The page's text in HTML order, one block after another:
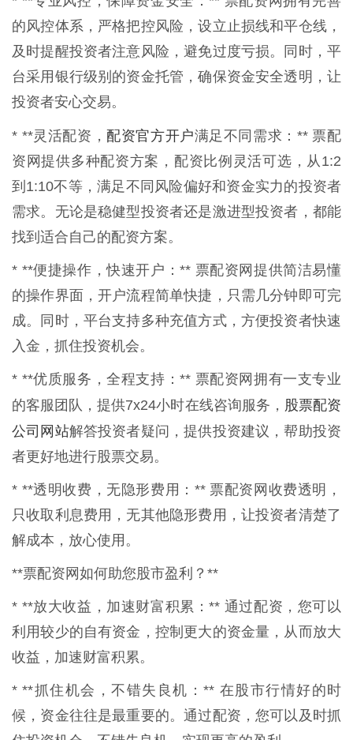
的风控体系，严格把控风险，设立止损线和平仓线，
及时提醒投资者注意风险，避免过度亏损。同时，平
台采用银行级别的资金托管，确保资金安全透明，让
投资者安心交易。
* **灵活配资，配资官方开户满足不同需求：** 票配
资网提供多种配资方案，配资比例灵活可选，从1:2
到1:10不等，满足不同风险偏好和资金实力的投资者
需求。无论是稳健型投资者还是激进型投资者，都能
找到适合自己的配资方案。
* **便捷操作，快速开户：** 票配资网提供简洁易懂
的操作界面，开户流程简单快捷，只需几分钟即可完
成。同时，平台支持多种充值方式，方便投资者快速
入金，抓住投资机会。
* **优质服务，全程支持：** 票配资网拥有一支专业
的客服团队，提供7x24小时在线咨询服务， 股票配资
公司网站解答投资者疑问，提供投资建议，帮助投资
者更好地进行股票交易。
* **透明收费，无隐形费用：** 票配资网收费透明，
只收取利息费用，无其他隐形费用，让投资者清楚了
解成本，放心使用。
**票配资网如何助您股市盈利？**
* **放大收益，加速财富积累：** 通过配资，您可以
利用较少的自有资金，控制更大的资金量，从而放大
收益，加速财富积累。
* **抓住机会，不错失良机：** 在股市行情好的时
候，资金往往是最重要的。通过配资，您可以及时抓